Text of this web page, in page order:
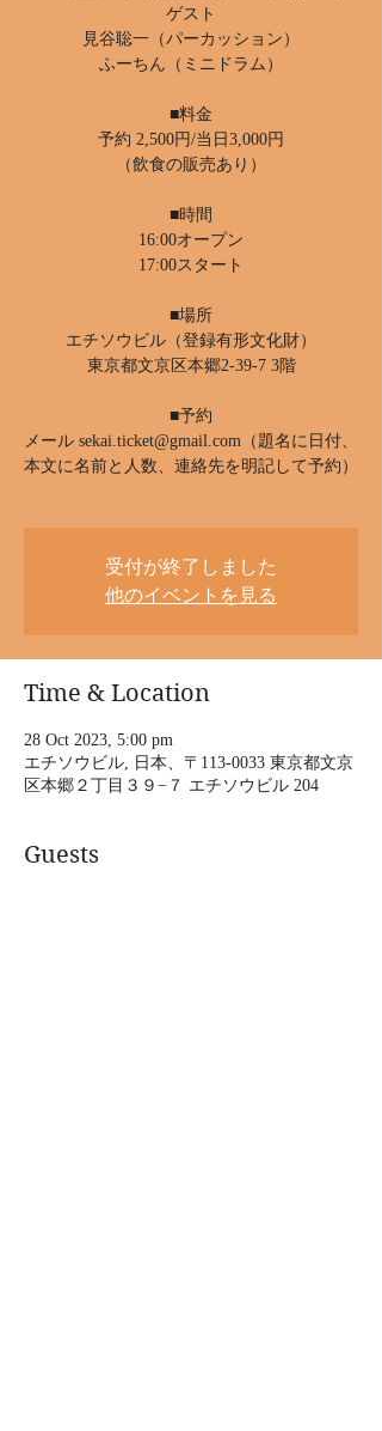
ゲスト
見谷聡一（パーカッション）
ふーちん（ミニドラム）
■料金
予約 2,500円/当日3,000円
（飲食の販売あり）
■時間
16:00オープン
17:00スタート
■場所
エチソウビル（登録有形文化財）
東京都文京区本郷2-39-7 3階
■予約
メール sekai.ticket@gmail.com（題名に日付、
本文に名前と人数、連絡先を明記して予約）
受付が終了しました
他のイベントを見る
Time & Location
28 Oct 2023, 5:00 pm
エチソウビル, 日本、〒113-0033 東京都文京
区本郷２丁目３９−７ エチソウビル 204
Guests